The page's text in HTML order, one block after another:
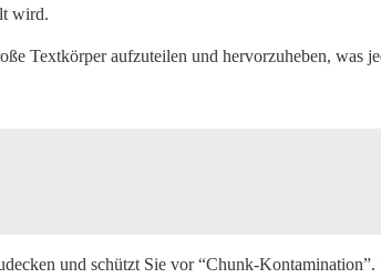
wird.
Textkörper aufzuteilen und hervorzuheben, was
und schützt Sie vor “Chunk-Kontamination”.